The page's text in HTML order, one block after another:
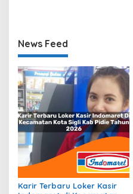
News Feed
Karir Terbaru Loker Kasir